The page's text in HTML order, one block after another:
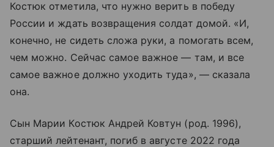
Костюк отметила, что нужно верить в победу
России и ждать возвращения солдат домой. «И,
конечно, не сидеть сложа руки, а помогать всем,
чем можно. Сейчас самое важное — там, и все
самое важное должно уходить туда», — сказала
она.
Сын Марии Костюк Андрей Ковтун (род. 1996),
старший лейтенант, погиб в августе 2022 года